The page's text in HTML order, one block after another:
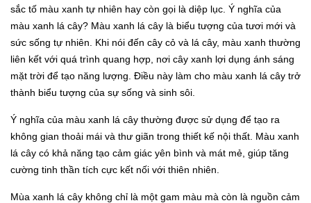
sắc tố màu xanh tự nhiên hay còn gọi là diệp lục. Ý nghĩa của
màu xanh lá cây? Màu xanh lá cây là biểu tượng của tươi mới và
sức sống tự nhiên. Khi nói đến cây cỏ và lá cây, màu xanh thường
liên kết với quá trình quang hợp, nơi cây xanh lợi dụng ánh sáng
mặt trời để tạo năng lượng. Điều này làm cho màu xanh lá cây trở
thành biểu tượng của sự sống và sinh sôi.
Ý nghĩa của màu xanh lá cây thường được sử dụng để tạo ra
không gian thoải mái và thư giãn trong thiết kế nội thất. Màu xanh
lá cây có khả năng tạo cảm giác yên bình và mát mẻ, giúp tăng
cường tinh thần tích cực kết nối với thiên nhiên.
Mùa xanh lá cây không chỉ là một gam màu mà còn là nguồn cảm